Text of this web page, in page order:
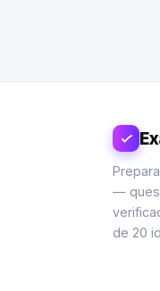
—
de 20